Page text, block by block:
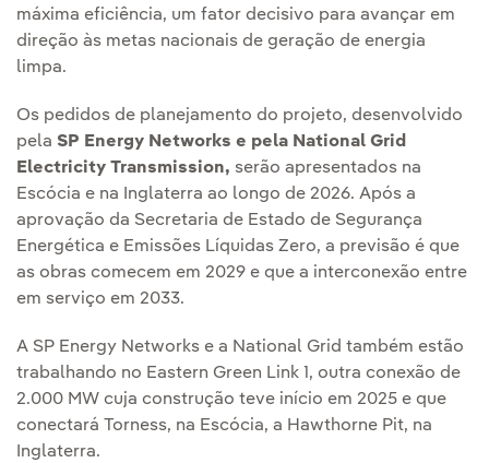
máxima eficiência, um fator decisivo para avançar em
direção às metas nacionais de geração de energia
limpa.
Os pedidos de planejamento do projeto, desenvolvido
pela SP Energy Networks e pela National Grid
Electricity Transmission, serão apresentados na
Escócia e na Inglaterra ao longo de 2026. Após a
aprovação da Secretaria de Estado de Segurança
Energética e Emissões Líquidas Zero, a previsão é que
as obras comecem em 2029 e que a interconexão entre
em serviço em 2033.
A SP Energy Networks e a National Grid também estão
trabalhando no Eastern Green Link 1, outra conexão de
2.000 MW cuja construção teve início em 2025 e que
conectará Torness, na Escócia, a Hawthorne Pit, na
Inglaterra.